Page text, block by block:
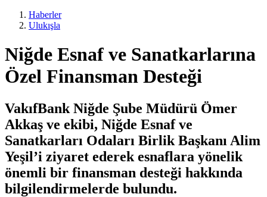
Haberler
Ulukışla
Niğde Esnaf ve Sanatkarlarına
Özel Finansman Desteği
VakıfBank Niğde Şube Müdürü Ömer
Akkaş ve ekibi, Niğde Esnaf ve
Sanatkarları Odaları Birlik Başkanı Alim
Yeşil’i ziyaret ederek esnaflara yönelik
önemli bir finansman desteği hakkında
bilgilendirmelerde bulundu.